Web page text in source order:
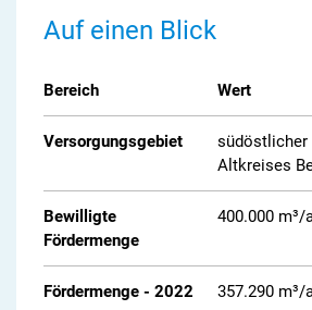
Auf einen Blick
Bereich Wert
Versorgungsgebiet
südöstlicher
Altkreises
Bewilligte
Fördermenge
400.000 m³/
Fördermenge - 2022 357.290 m³/